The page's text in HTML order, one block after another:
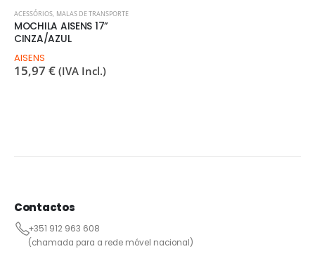
ACESSÓRIOS, MALAS DE TRANSPORTE
MOCHILA AISENS 17”
CINZA/AZUL
AISENS
15,97 € (IVA Incl.)
Contactos
+351 912 963 608
(chamada para a rede móvel nacional)